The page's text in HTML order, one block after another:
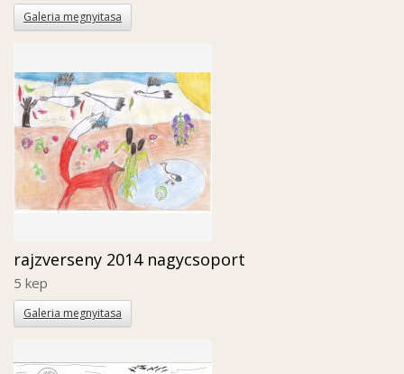
Galeria megnyitasa
rajzverseny 2014 nagycsoport
5 kep
Galeria megnyitasa